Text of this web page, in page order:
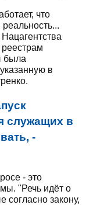
что
была
в
служащих в
-
- это
"Речь идёт о
согласно закону,